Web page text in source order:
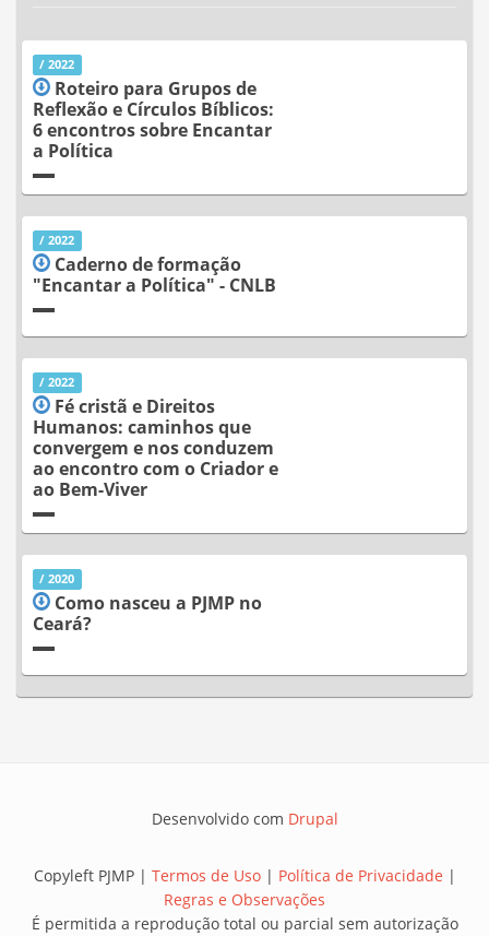
/ 2022
Roteiro para Grupos de
Reflexão e Círculos Bíblicos:
6 encontros sobre Encantar
a Política
/ 2022
Caderno de formação
"Encantar a Política" - CNLB
/ 2022
Fé cristã e Direitos
Humanos: caminhos que
convergem e nos conduzem
ao encontro com o Criador e
ao Bem-Viver
/ 2020
Como nasceu a PJMP no
Ceará?
Desenvolvido com Drupal
Copyleft PJMP | Termos de Uso| Política de Privacidade |
Regras e Observações
É permitida a reprodução total ou parcial sem autorização